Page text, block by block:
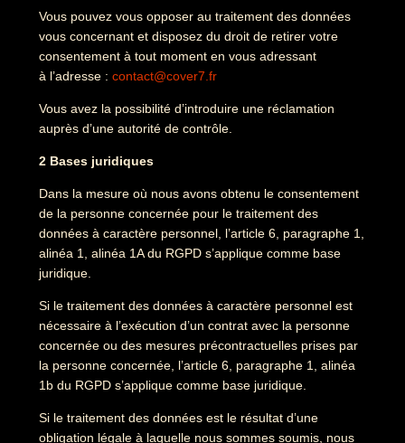
Vous pouvez vous opposer au traitement des données
vous concernant et disposez du droit de retirer votre
consentement à tout moment en vous adressant
à l’adresse : contact@cover7.fr
Vous avez la possibilité d’introduire une réclamation
auprès d’une autorité de contrôle.
2 Bases juridiques
Dans la mesure où nous avons obtenu le consentement
de la personne concernée pour le traitement des
données à caractère personnel, l’article 6, paragraphe 1,
alinéa 1, alinéa 1A du RGPD s’applique comme base
juridique.
Si le traitement des données à caractère personnel est
nécessaire à l’exécution d’un contrat avec la personne
concernée ou des mesures précontractuelles prises par
la personne concernée, l’article 6, paragraphe 1, alinéa
1b du RGPD s’applique comme base juridique.
Si le traitement des données est le résultat d’une
obligation légale à laquelle nous sommes soumis, nous